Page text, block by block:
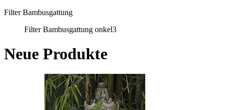
Filter Bambusgattung
Filter Bambusgattung onkel3
Neue Produkte